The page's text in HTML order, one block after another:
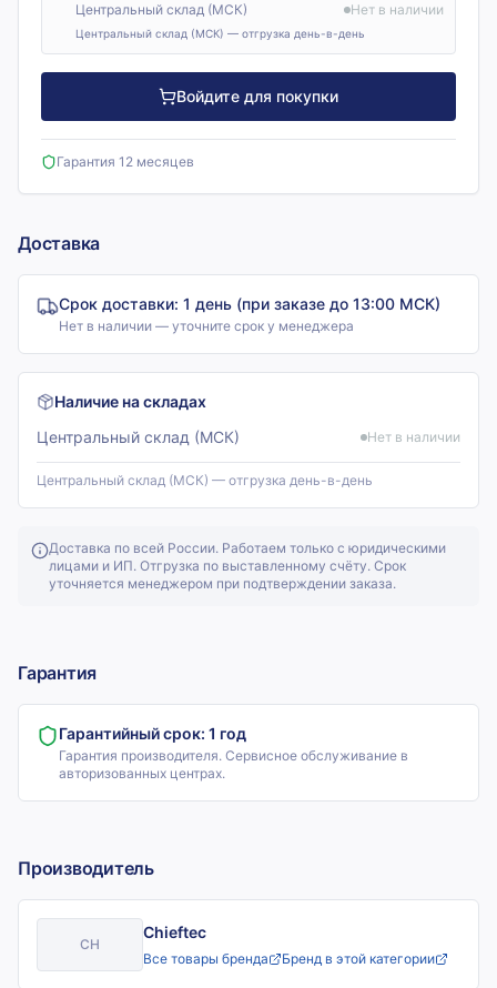
Центральный склад (МСК)
Нет в наличии
Центральный склад (МСК) — отгрузка день-в-день
Войдите для покупки
Гарантия 12 месяцев
Доставка
Срок доставки: 1 день (при заказе до 13:00 МСК)
Нет в наличии — уточните срок у менеджера
Наличие на складах
Центральный склад (МСК)
Нет в наличии
Центральный склад (МСК) — отгрузка день-в-день
Доставка по всей России. Работаем только с юридическими
лицами и ИП. Отгрузка по выставленному счёту. Срок
уточняется менеджером при подтверждении заказа.
Гарантия
Гарантийный срок: 1 год
Гарантия производителя. Сервисное обслуживание в
авторизованных центрах.
Производитель
CH
Chieftec
Все товары бренда Бренд в этой категории